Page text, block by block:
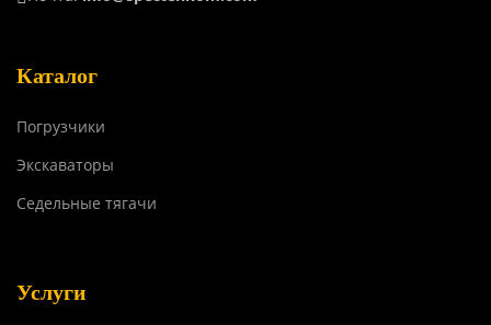
Каталог
Погрузчики
Экскаваторы
Седельные тягачи
Услуги